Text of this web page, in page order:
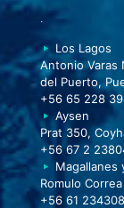
.
Los Lagos
Antonio Varas
del Puerto,
+56 65 228
Aysen
Prat 350,
+56 67 2
Magallanes
Romulo
+56 61